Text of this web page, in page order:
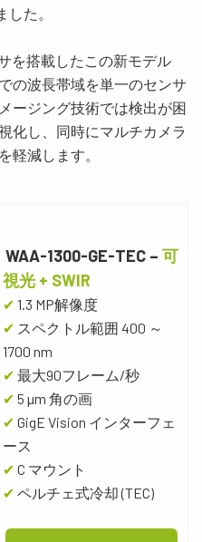
した。
を搭載したこの新モデル
の波長帯域を単一のセンサ
ージング技術では検出が困
化し、同時にマルチカメラ
軽減します。
WAA-1300-GE-TEC – 可
視光 + SWIR
✔ 1.3 MP解像度
✔ スペクトル範囲 400 ～
1700 nm
✔ 最大90フレーム/秒
✔ 5 µm 角の画
✔ GigE Vision インターフェ
ース
✔ C マウント
✔ ペルチェ式冷却(TEC)